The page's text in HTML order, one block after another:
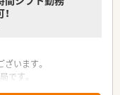
います。
す。